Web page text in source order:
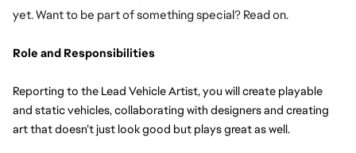
yet. Want to be part of something special? Read on.
Role and Responsibilities
Reporting to the Lead Vehicle Artist, you will create playable
and static vehicles, collaborating with designers and creating
art that doesn’t just look good but plays great as well.